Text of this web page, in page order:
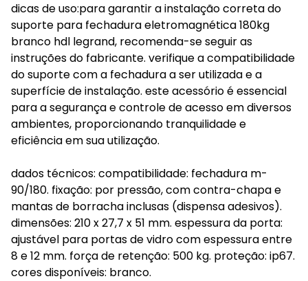
dicas de uso:para garantir a instalação correta do
suporte para fechadura eletromagnética 180kg
branco hdl legrand, recomenda-se seguir as
instruções do fabricante. verifique a compatibilidade
do suporte com a fechadura a ser utilizada e a
superfície de instalação. este acessório é essencial
para a segurança e controle de acesso em diversos
ambientes, proporcionando tranquilidade e
eficiência em sua utilização.
dados técnicos: compatibilidade: fechadura m-
90/180. fixação: por pressão, com contra-chapa e
mantas de borracha inclusas (dispensa adesivos).
dimensões: 210 x 27,7 x 51 mm. espessura da porta:
ajustável para portas de vidro com espessura entre
8 e 12 mm. força de retenção: 500 kg. proteção: ip67.
cores disponíveis: branco.